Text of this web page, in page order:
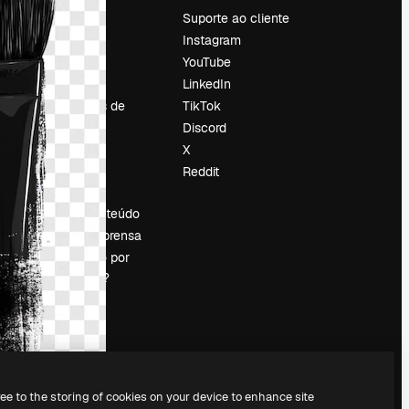
Preços
Sobre nós
Reviews
Emprego
Tendências de
pesquisa
Blog
Eventos
Slidesgo
Vender conteúdo
Sala de imprensa
Procurando por
magnific.ai?
Suporte ao cliente
Instagram
YouTube
LinkedIn
TikTok
Discord
X
Reddit
to the storing of cookies on your device to enhance site